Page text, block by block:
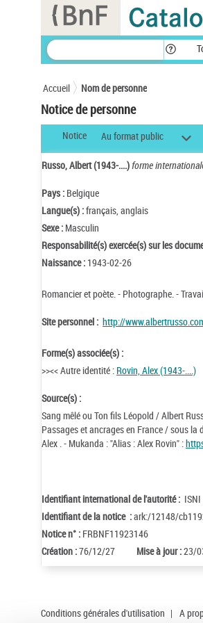
Accueil Nom de personne
Notice de personne
Notice Au format public
Russo, Albert (1943-....)forme
Pays : Belgique
Langue(s) :français, anglais
Sexe : Masculin
Responsabilité(s) exercée(s) sur les
Naissance : 1943-02-26
Romancier et poète. - Photographe. -
Site personnel : http://
Forme(s) associée(s) :
>><< Autre identité : Rovin, Alex (1943-....)
Source(s) :
Sang mêlé ou Ton fils Léopold / Albert
Passages et ancrages en France / sous
Alex . - Mukanda : "Alias : Alex Rovin" :
Identifiant international de l'autorité :
Identifiant de la notice :ark:/12148/
Notice n° : FRBNF11923146
Création :76/12/27 Mise à jour :23/
Conditions générales d'utilisation | A
Panneau de gestion des cookies